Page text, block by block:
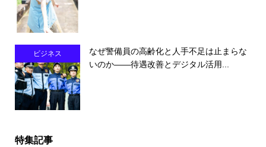
ビジネス
なぜ警備員の高齢化と人手不足は止まらな
いのか――待遇改善とデジタル活用...
特集記事